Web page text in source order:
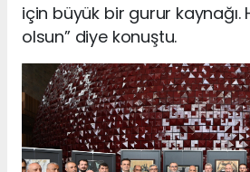
için büyük bir gurur kaynağı.
olsun” diye konuştu.